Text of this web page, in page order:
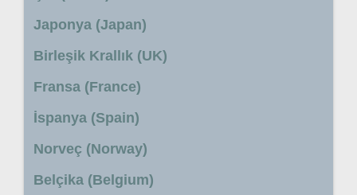
Japonya (Japan)
Birleşik Krallık (UK)
Fransa (France)
İspanya (Spain)
Norveç (Norway)
Belçika (Belgium)